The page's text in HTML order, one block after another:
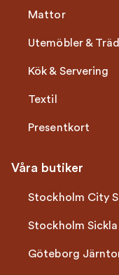
Mattor
Utemöbler &
Kök & Servering
Textil
Presentkort
Våra butiker
Stockholm City
Stockholm Sickla
Göteborg